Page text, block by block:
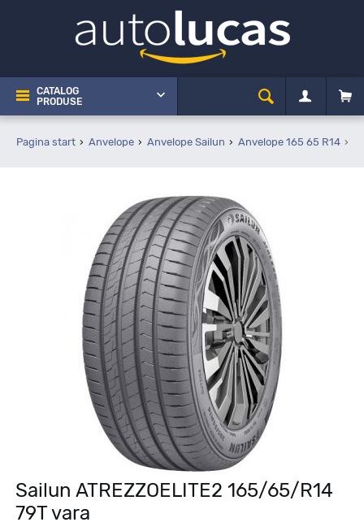
CATALOG
PRODUSE
Pagina start Anvelope Anvelope Sailun Anvelope 165 65 R14
Sailun ATREZZOELITE2 165/65/R14
79T vara